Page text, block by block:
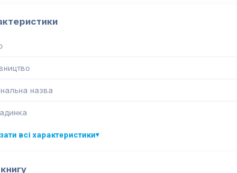
назва
всі характеристики▾